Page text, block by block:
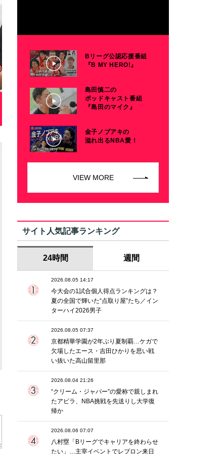
Bリーグ公認応援番組
『B MY HERO!』
島田慎二の
ポッドキャスト番組
『島田のマイク』
金子ノブアキの
溢れ出るNBA愛！
VIEW MORE
サイト人気記事ランキング
24時間 週間
2026.08.05 14:17
今大会の1試合個人得点ランキングは？
夏の全国で輝いた“点取り屋”たち／イン
ターハイ2026男子
2026.08.05 07:37
京都精華学園が2年ぶり夏制覇…ケガで
欠場したエース・吉田ひかりを思い戦
い抜いた高山留里那
2026.08.04 21:26
“クリーム・ジャバー”の愛称で親しまれ
たアビラ、NBA挑戦を先送りし大学復
帰か
2026.08.06 07:07
八村塁「Bリーグでキャリアを終わらせ
たい」…主宰イベントでレブロン来日